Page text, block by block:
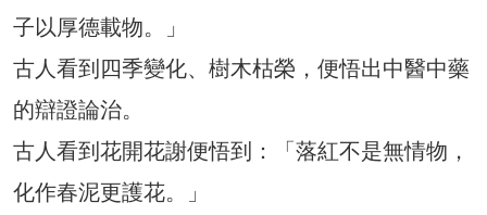
子以厚德載物。」
古人看到四季變化、樹木枯榮，便悟出中醫中藥
的辯證論治。
古人看到花開花謝便悟到：「落紅不是無情物，
化作春泥更護花。」